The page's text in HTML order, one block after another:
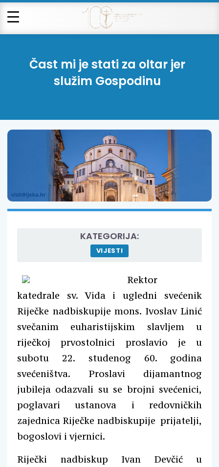
Čast mi je stati za oltar jer
služim Gospodinu
KATEGORIJA:
VIJESTI
Rektor
katedrale sv. Vida i ugledni svećenik
Riječke nadbiskupije mons. Ivoslav Linić
svečanim euharistijskim slavljem u
riječkoj prvostolnici proslavio je u
subotu 22. studenog 60. godina
svećeništva. Proslavi dijamantnog
jubileja odazvali su se brojni svećenici,
poglavari ustanova i redovničkih
zajednica Riječke nadbiskupije prijatelji,
bogoslovi i vjernici.
Riječki nadbiskup Ivan Devčić u